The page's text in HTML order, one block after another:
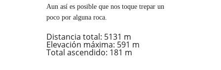
Aun así es posible que nos toque trepar un
poco por alguna roca.
Distancia total: 5131 m
Elevación máxima: 591 m
Total ascendido: 181 m